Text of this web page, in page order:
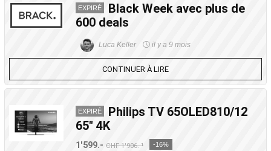
EXPIRÉ
Black Week avec plus de
600 deals
Luca Keller il y a 9 mois
CONTINUER À LIRE
EXPIRÉ
Philips TV 65OLED810/12
65″ 4K
1'599.- CHF 1'906.-¹ -16%